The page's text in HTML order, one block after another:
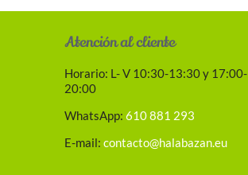
Atención al cliente
Horario: L- V 10:30-13:30 y 17:00-
20:00
WhatsApp:610 881 293
E-mail:contacto@halabazan.eu